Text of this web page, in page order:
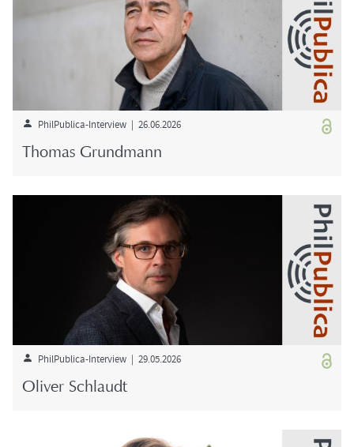
PhilPublica-​Interview | 26.06.2026
Tho­mas Grund­mann
PhilPublica-​Interview | 29.05.2026
Oli­ver Schlaudt